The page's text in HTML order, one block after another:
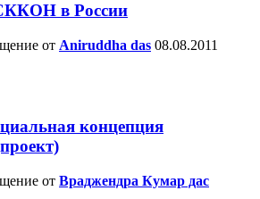
в России
от Aniruddha das 08.08.2011
концепция
от Враджендра Кумар дас